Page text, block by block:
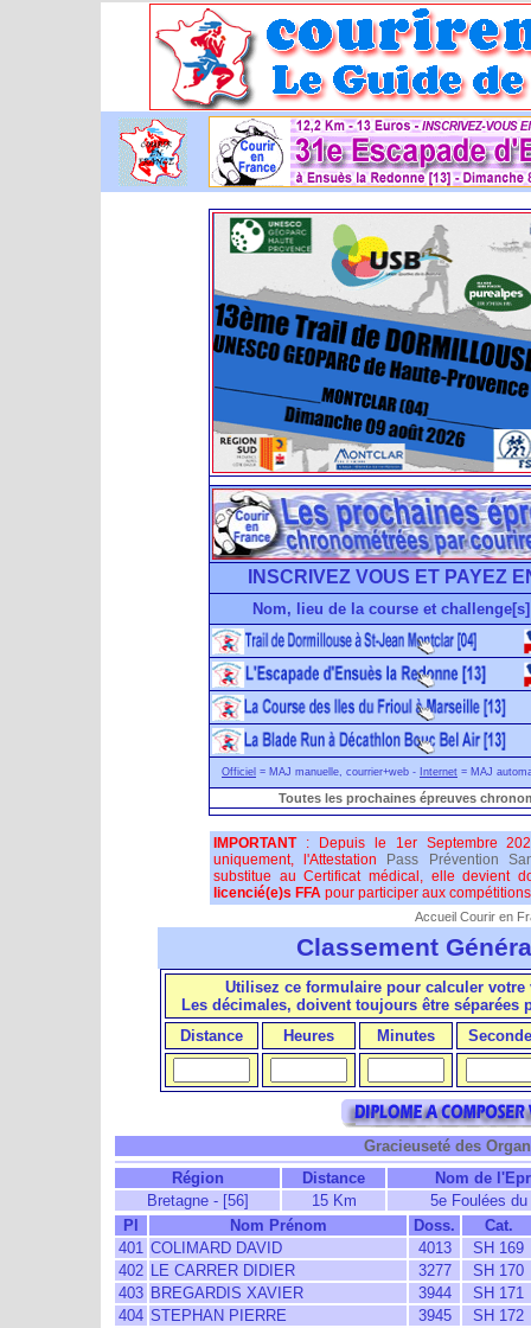
INSCRIVEZ VOUS ET PAYEZ
Nom, lieu de la course et challenge[s]
Officiel = MAJ manuelle, courrier+web - Internet = MAJ
Toutes les prochaines épreuves
IMPORTANT: Depuis le 1er Septembre
uniquement, l'Attestation
Pass Prévention
substitue au Certificat médical, elle devient
licencié(e)s FFA pour participer aux
Accueil Courir en
Classement
Utilisez ce formulaire pour calculer votre
Les décimales, doivent toujours être séparées
Distance
Heures Minutes
Gracieuseté des
Région
Distance
Nom de
Bretagne - [56]
15 Km
5e Foulées
Pl
Nom Prénom Doss.
Cat.
401 COLIMARD DAVID 4013
SH 169
402 LE CARRER DIDIER 3277
SH 170
403 BREGARDIS XAVIER 3944
SH 171
404 STEPHAN PIERRE 3945
SH 172